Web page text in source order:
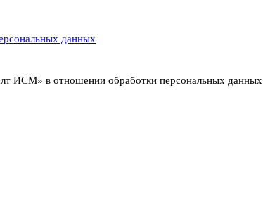
данных
ИСМ» в отношении обработки персональных данных